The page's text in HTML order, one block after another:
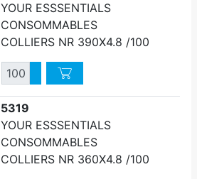
YOUR ESSSENTIALS
CONSOMMABLES
COLLIERS NR 390X4.8 /100
QuantitéAugmenter quantité
Diminuer quantité
5319
YOUR ESSSENTIALS
CONSOMMABLES
COLLIERS NR 360X4.8 /100